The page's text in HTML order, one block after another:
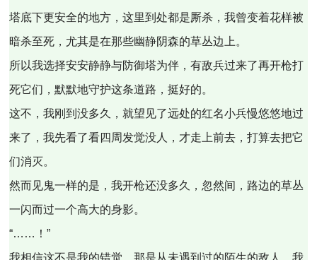
塔底下更安全的地方，这里到处都是厮杀，我曾变着花样被
暗杀至死，尤其是在那些幽静阴森的草丛边上。
所以我选择安安静静与防御塔为伴，有敌兵过来了再开枪打
死它们，默默地守护这条道路，挺好的。
这不，我刚到没多久，就望见了远处的红名小兵慢悠悠地过
来了，我先看了看四周发觉没人，才走上前去，打算去把它
们消灭。
然而见鬼一样的是，我开枪还没多久，忽然间，路边的草丛
一闪而过一个高大的身影。
“……！”
我相信这不是我的错觉，那是从未遇到过的陌生的敌人，我